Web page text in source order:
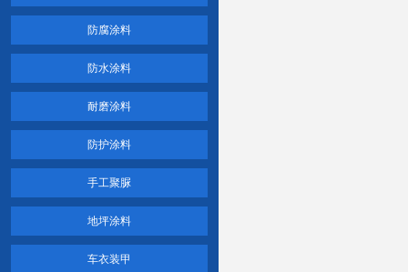
防腐涂料
防水涂料
耐磨涂料
防护涂料
手工聚脲
地坪涂料
车衣装甲